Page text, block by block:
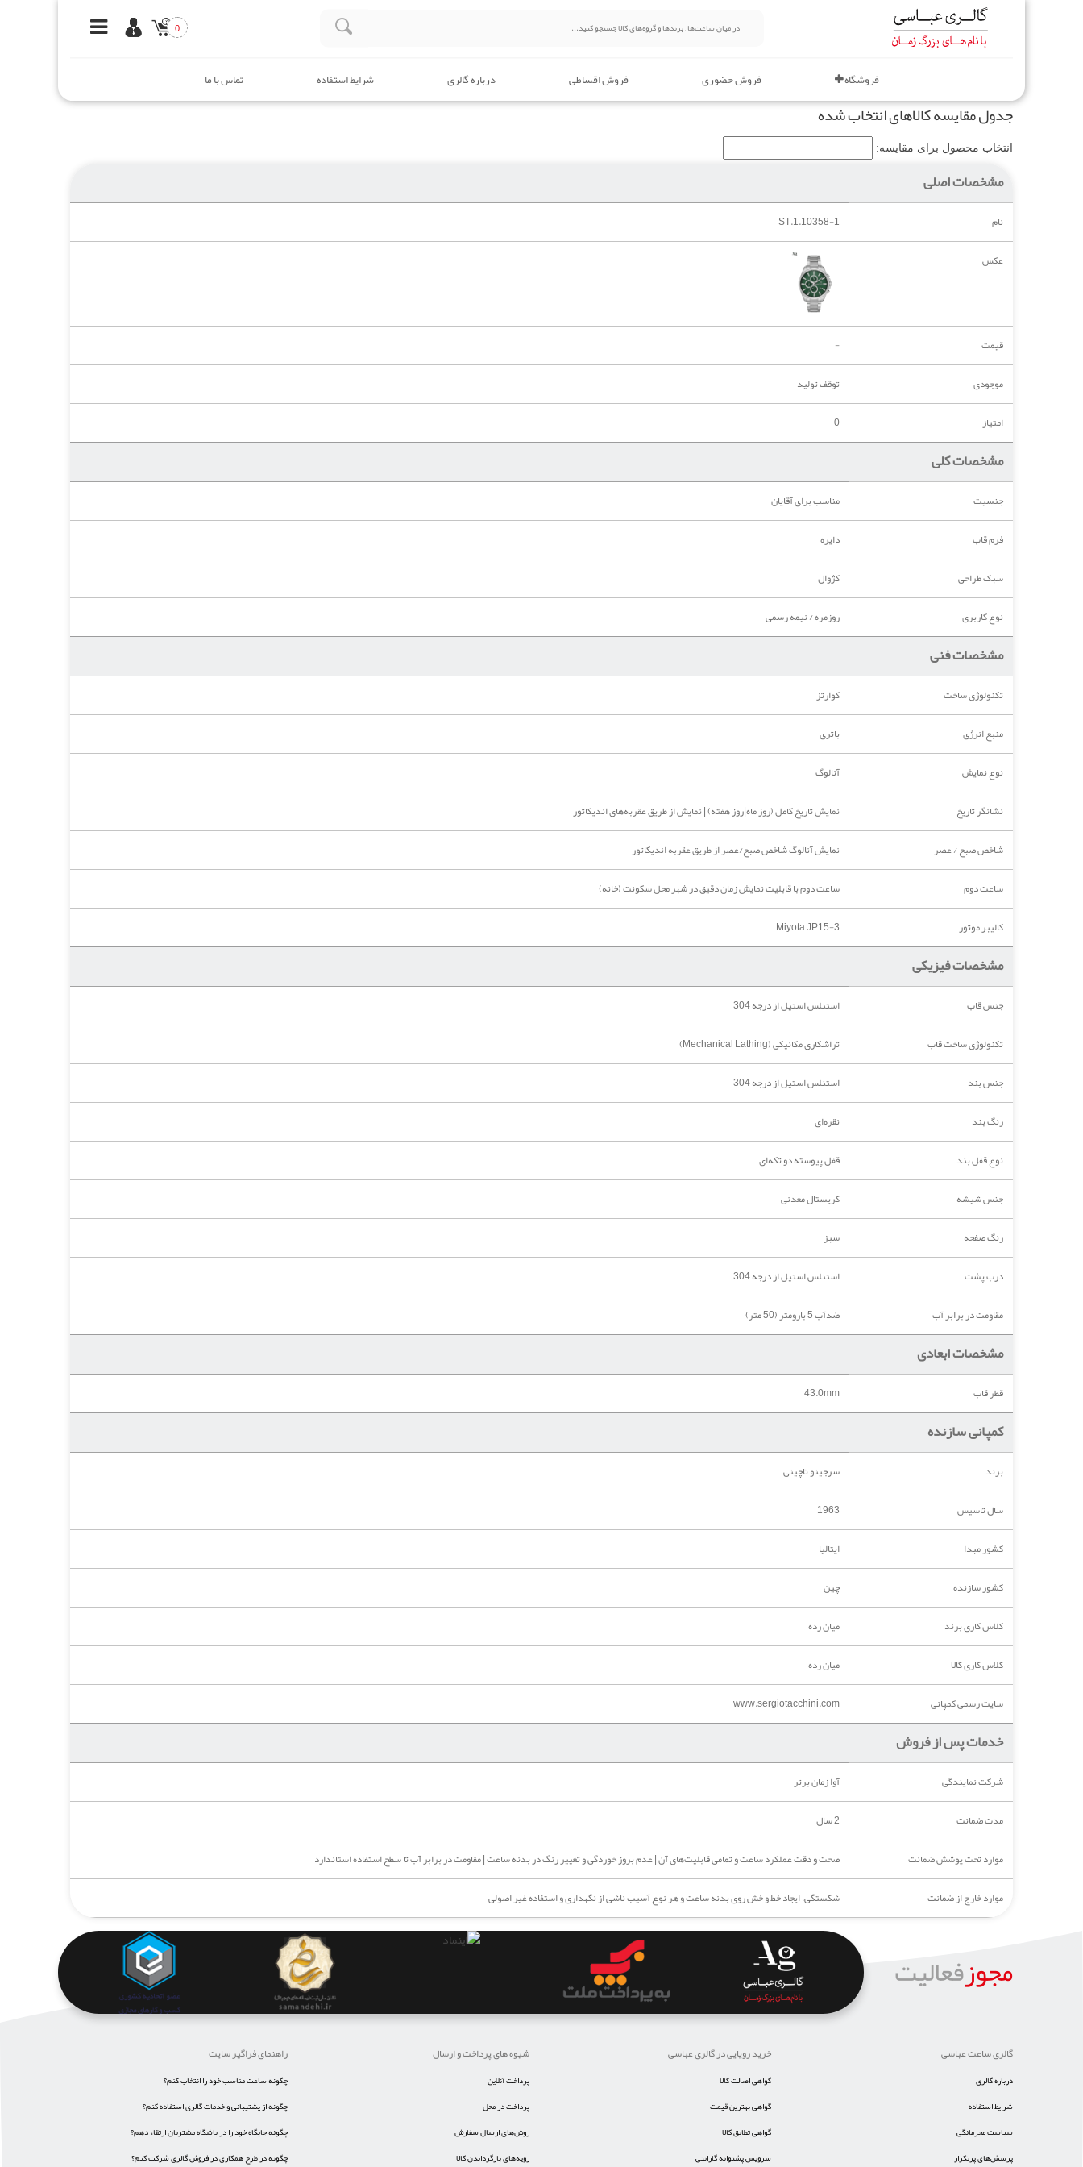
0
فروشگاه فروش حضوری فروش اقساطی درباره گالری شرایط استفاده تماس با ما
جدول مقایسه کالاهای انتخاب شده
انتخاب محصول برای مقایسه:
مشخصات اصلی
نام
ST.1.10358-1
عکس
قیمت
-
موجودی
توقف تولید
امتیاز
0
مشخصات کلی
جنسیت
مناسب برای آقایان
فرم قاب
دایره
سبک طراحی
کژوال
نوع کاربری
روزمره / نیمه رسمی
مشخصات فنی
تکنولوژی ساخت
کوارتز
منبع انرژی
باتری
نوع نمایش
آنالوگ
نشانگر تاریخ
نمایش تاریخ کامل (روز ماه|روز هفته) | نمایش از طریق عقربه‌های اندیکاتور
شاخص صبح / عصر
نمایش آنالوگ شاخص صبح/عصر از طریق عقربه اندیکاتور
ساعت دوم
ساعت دوم با قابلیت نمایش زمان دقیق در شهر محل سکونت (خانه)
کالیبر موتور
Miyota JP15-3
مشخصات فیزیکی
جنس قاب
استنلس استیل از درجه 304
تکنولوژی ساخت قاب
تراشکاری مکانیکی (Mechanical Lathing)
جنس بند
استنلس استیل از درجه 304
رنگ بند
نقره‌ای
نوع قفل بند
قفل پیوسته دو تکه‌ای
جنس شیشه
کریستال معدنی
رنگ صفحه
سبز
درب پشت
استنلس استیل از درجه 304
مقاومت در برابر آب
ضدآب 5 بارومتر (50 متر)
مشخصات ابعادی
قطر قاب 43.0mm
کمپانی سازنده
برند
سرجینو تاچینی
سال تاسیس
1963
کشور مبدا
ایتالیا
کشور سازنده
چین
کلاس کاری برند
میان رده
کلاس کاری کالا
میان رده
سایت رسمی کمپانی
www.sergiotacchini.com
خدمات پس از فروش
شرکت نمایندگی
آوا زمان برتر
مدت ضمانت
2 سال
موارد تحت پوشش ضمانت
صحت و دقت عملکرد ساعت و تمامی قابلیت‌های آن | عدم بروز خوردگی و تغییر رنگ در بدنه ساعت | مقاومت در برابر آب تا سطح استفاده استاندارد
موارد خارج از ضمانت
شکستگی، ایجاد خط و خش روی بدنه ساعت و هر نوع آسیب ناشی از نگهداری و استفاده غیر اصولی
مجوزفعالیت
گالری ساعت عباسی
درباره گالری
شرایط استفاده
سیاست محرمانگی
پرسش‌های پرتکرار
خرید رویایی در گالری عباسی
گواهی اصالت کالا
گواهی بهترین قیمت
گواهی تطابق کالا
سرویس پشتوانه گارانتی
شیوه های پرداخت و ارسال
پرداخت آنلاین
پرداخت در محل
روش‌های ارسال سفارش
رویه‌های بازگرداندن کالا
راهنمای فراگیر سایت
چگونه ساعت مناسب خود را انتخاب کنم؟
چگونه از پشتیبانی و خدمات گالری استفاده کنم؟
چگونه جایگاه خود را در باشگاه مشتریان ارتقاء دهم؟
چگونه در طرح همکاری در فروش گالری شرکت کنم؟